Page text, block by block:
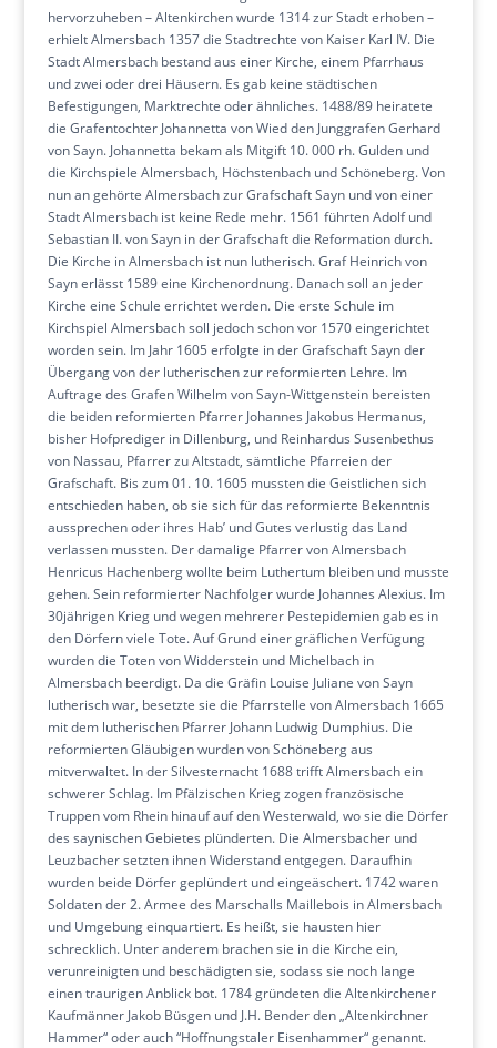
hervorzuheben – Altenkirchen wurde 1314 zur Stadt erhoben –
erhielt Almersbach 1357 die Stadtrechte von Kaiser Karl IV. Die
Stadt Almersbach bestand aus einer Kirche, einem Pfarrhaus
und zwei oder drei Häusern. Es gab keine städtischen
Befestigungen, Marktrechte oder ähnliches. 1488/89 heiratete
die Grafentochter Johannetta von Wied den Junggrafen Gerhard
von Sayn. Johannetta bekam als Mitgift 10. 000 rh. Gulden und
die Kirchspiele Almersbach, Höchstenbach und Schöneberg. Von
nun an gehörte Almersbach zur Grafschaft Sayn und von einer
Stadt Almersbach ist keine Rede mehr. 1561 führten Adolf und
Sebastian II. von Sayn in der Grafschaft die Reformation durch.
Die Kirche in Almersbach ist nun lutherisch. Graf Heinrich von
Sayn erlässt 1589 eine Kirchenordnung. Danach soll an jeder
Kirche eine Schule errichtet werden. Die erste Schule im
Kirchspiel Almersbach soll jedoch schon vor 1570 eingerichtet
worden sein. Im Jahr 1605 erfolgte in der Grafschaft Sayn der
Übergang von der lutherischen zur reformierten Lehre. Im
Auftrage des Grafen Wilhelm von Sayn-Wittgenstein bereisten
die beiden reformierten Pfarrer Johannes Jakobus Hermanus,
bisher Hofprediger in Dillenburg, und Reinhardus Susenbethus
von Nassau, Pfarrer zu Altstadt, sämtliche Pfarreien der
Grafschaft. Bis zum 01. 10. 1605 mussten die Geistlichen sich
entschieden haben, ob sie sich für das reformierte Bekenntnis
aussprechen oder ihres Hab’ und Gutes verlustig das Land
verlassen mussten. Der damalige Pfarrer von Almersbach
Henricus Hachenberg wollte beim Luthertum bleiben und musste
gehen. Sein reformierter Nachfolger wurde Johannes Alexius. Im
30jährigen Krieg und wegen mehrerer Pestepidemien gab es in
den Dörfern viele Tote. Auf Grund einer gräflichen Verfügung
wurden die Toten von Widderstein und Michelbach in
Almersbach beerdigt. Da die Gräfin Louise Juliane von Sayn
lutherisch war, besetzte sie die Pfarrstelle von Almersbach 1665
mit dem lutherischen Pfarrer Johann Ludwig Dumphius. Die
reformierten Gläubigen wurden von Schöneberg aus
mitverwaltet. In der Silvesternacht 1688 trifft Almersbach ein
schwerer Schlag. Im Pfälzischen Krieg zogen französische
Truppen vom Rhein hinauf auf den Westerwald, wo sie die Dörfer
des saynischen Gebietes plünderten. Die Almersbacher und
Leuzbacher setzten ihnen Widerstand entgegen. Daraufhin
wurden beide Dörfer geplündert und eingeäschert. 1742 waren
Soldaten der 2. Armee des Marschalls Maillebois in Almersbach
und Umgebung einquartiert. Es heißt, sie hausten hier
schrecklich. Unter anderem brachen sie in die Kirche ein,
verunreinigten und beschädigten sie, sodass sie noch lange
einen traurigen Anblick bot. 1784 gründeten die Altenkirchener
Kaufmänner Jakob Büsgen und J.H. Bender den „Altenkirchner
Hammer“ oder auch “Hoffnungstaler Eisenhammer“ genannt.